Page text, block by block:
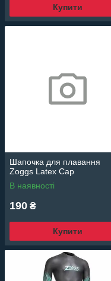
Купити
Шапочка для плавання
Zoggs Latex Cap
В наявності
190 ₴
Купити